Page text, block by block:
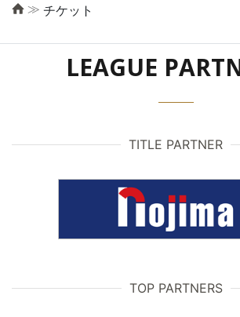
≫ チケット
LEAGUE
TITLE PARTNER
TOP PARTNERS